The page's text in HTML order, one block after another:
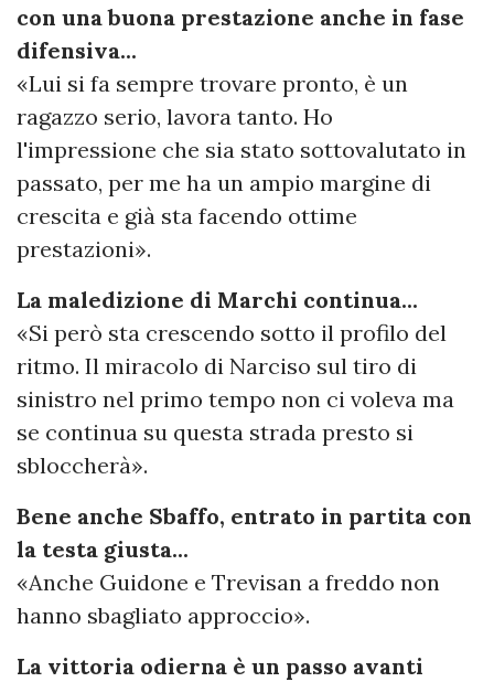
con una buona prestazione anche in fase
difensiva...
«Lui si fa sempre trovare pronto, è un
ragazzo serio, lavora tanto. Ho
l'impressione che sia stato sottovalutato in
passato, per me ha un ampio margine di
crescita e già sta facendo ottime
prestazioni».
La maledizione di Marchi continua...
«Si però sta crescendo sotto il profilo del
ritmo. Il miracolo di Narciso sul tiro di
sinistro nel primo tempo non ci voleva ma
se continua su questa strada presto si
sbloccherà».
Bene anche Sbaffo, entrato in partita con
la testa giusta...
«Anche Guidone e Trevisan a freddo non
hanno sbagliato approccio».
La vittoria odierna è un passo avanti